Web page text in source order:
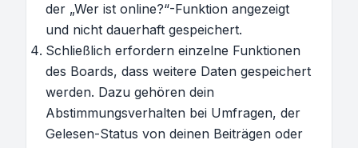
der „Wer ist online?“-Funktion angezeigt
und nicht dauerhaft gespeichert.
Schließlich erfordern einzelne Funktionen
des Boards, dass weitere Daten gespeichert
werden. Dazu gehören dein
Abstimmungsverhalten bei Umfragen, der
Gelesen-Status von deinen Beiträgen oder